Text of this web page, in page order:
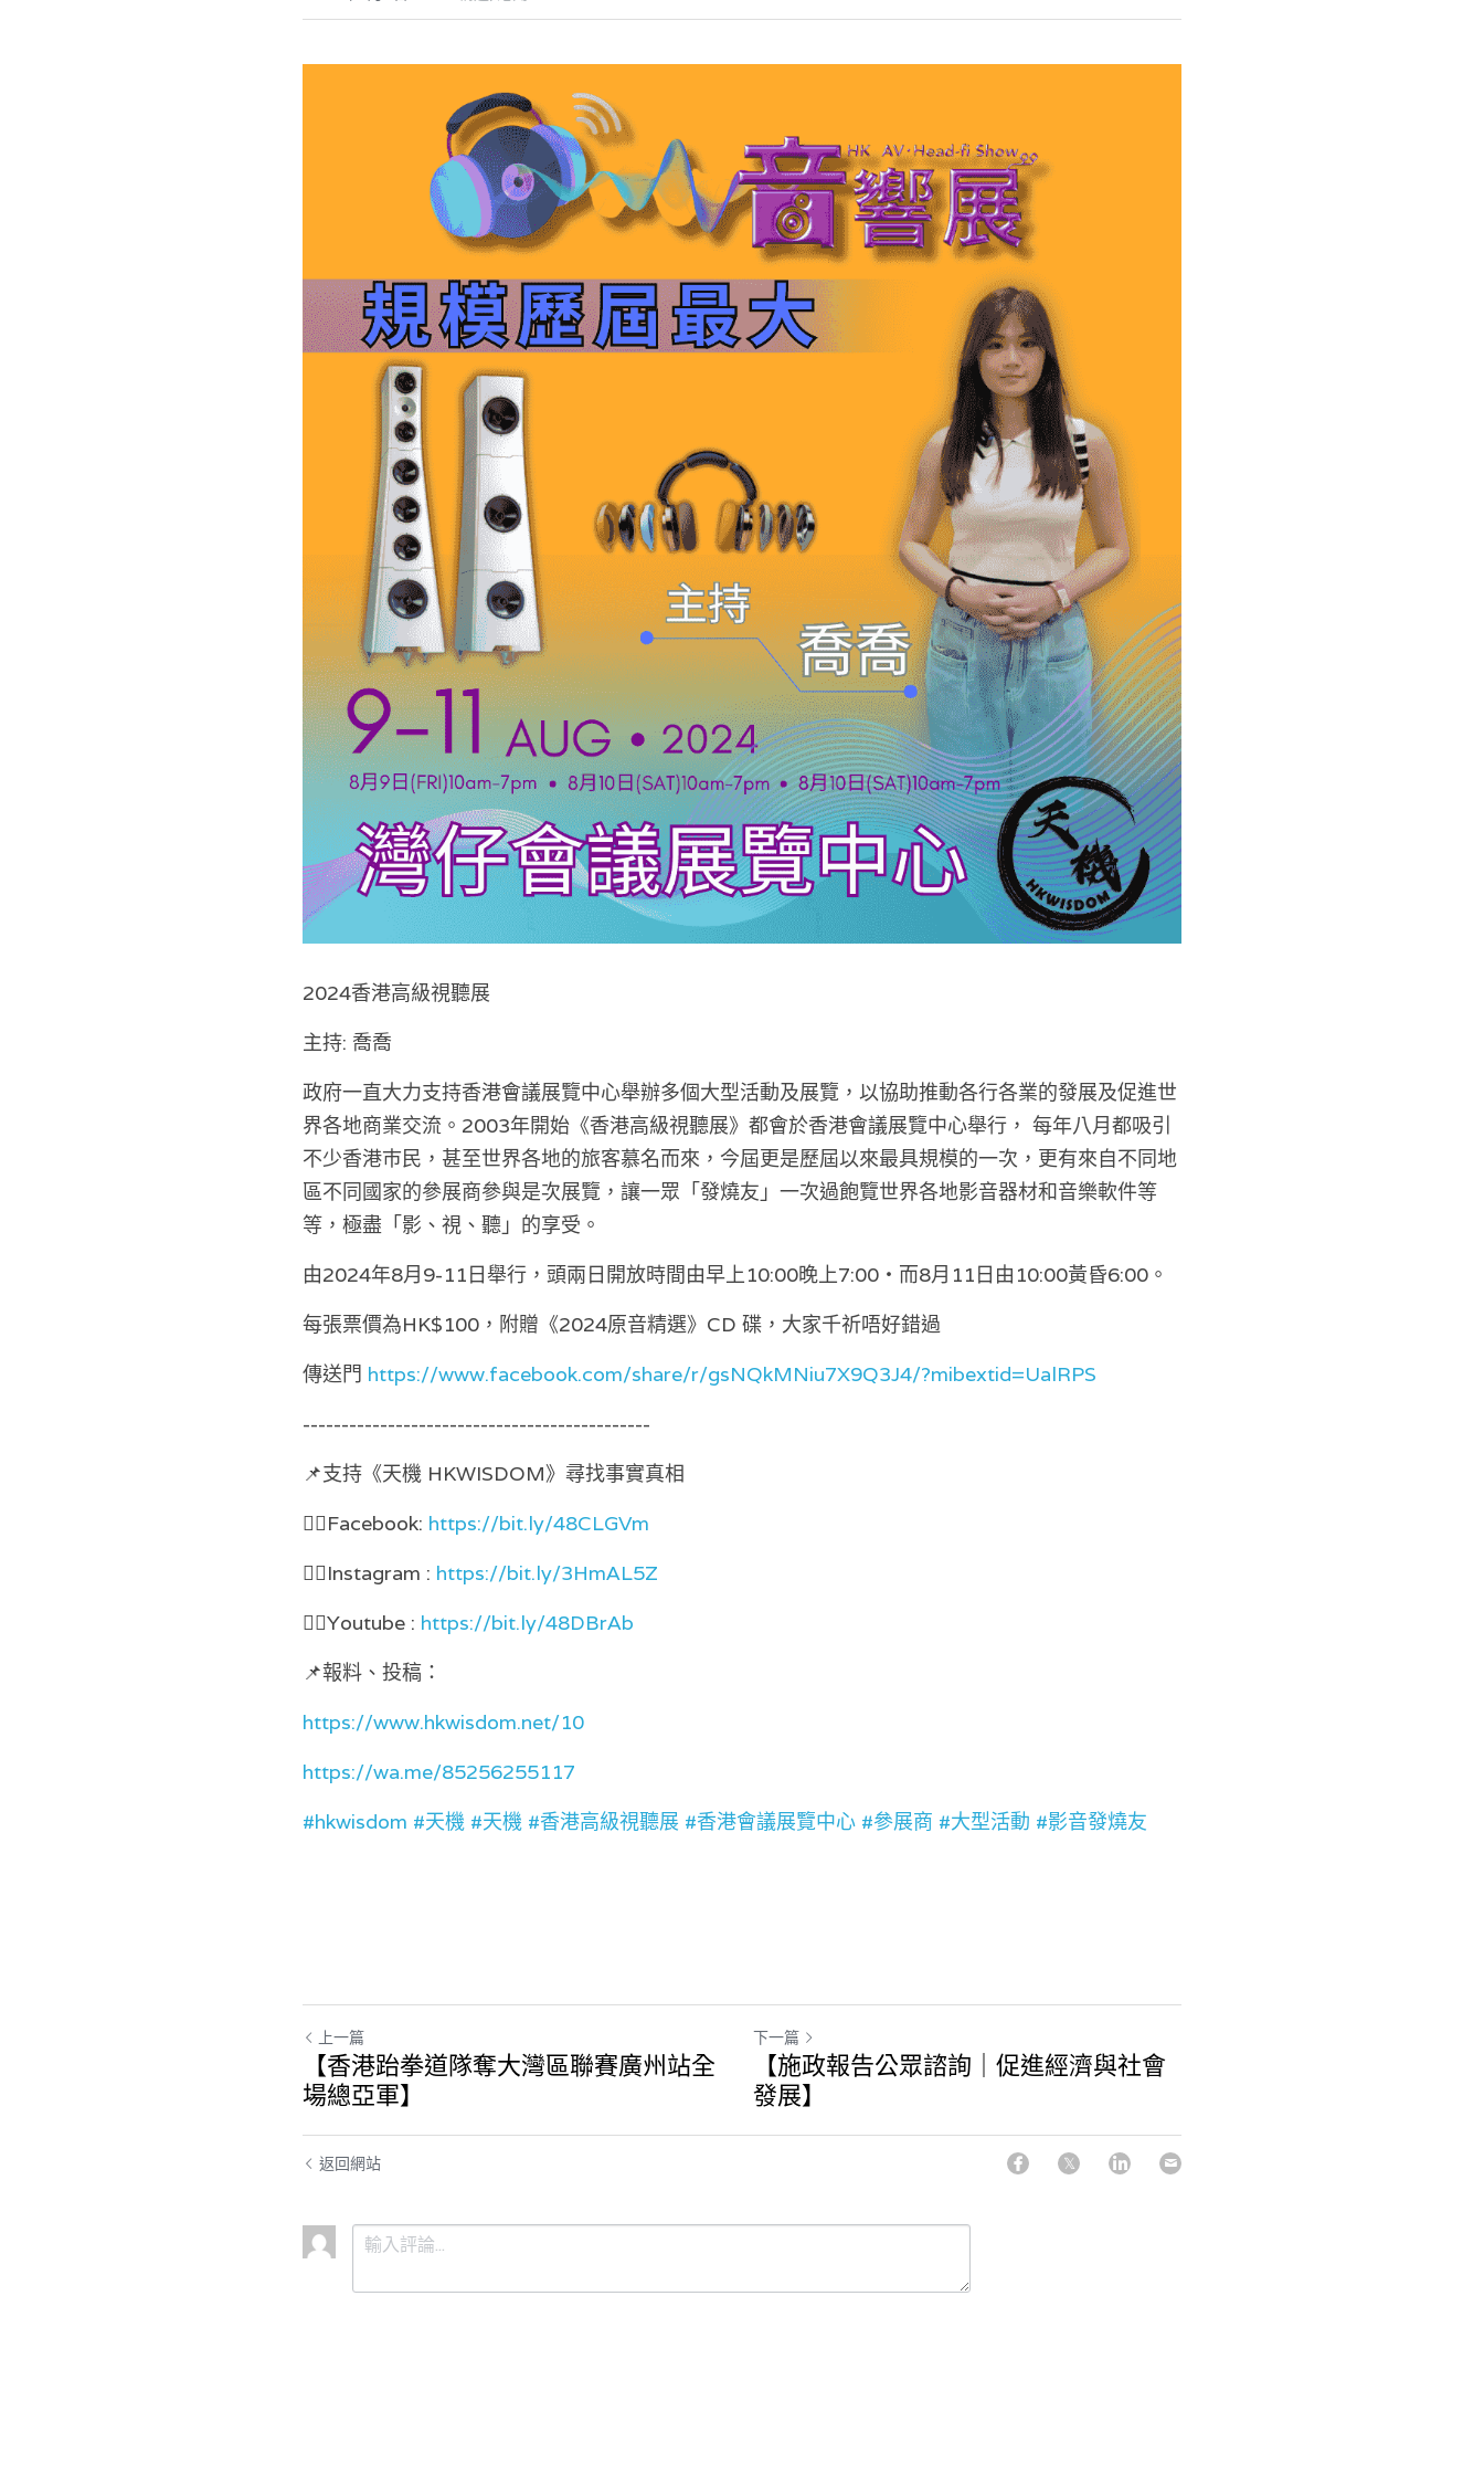
2024香港高級視聽展
主持: 喬喬
政府一直大力支持香港會議展覽中心舉辦多個大型活動及展覽，以協助推動各行各業的發展及促進世
界各地商業交流。2003年開始《香港高級視聽展》都會於香港會議展覽中心舉行， 每年八月都吸引
不少香港巿民，甚至世界各地的旅客慕名而來，今屆更是歷屆以來最具規模的一次，更有來自不同地
區不同國家的參展商參與是次展覽，讓一眾「發燒友」一次過飽覽世界各地影音器材和音樂軟件等
等，極盡「影、視、聽」的享受。
由2024年8月9-11日舉行，頭兩日開放時間由早上10:00晚上7:00・而8月11日由10:00黃昏6:00。
每張票價為HK$100，附贈《2024原音精選》CD 碟，大家千祈唔好錯過
傳送門 https://www.facebook.com/share/r/gsNQkMNiu7X9Q3J4/?mibextid=UalRPS
---------------------------------------------
📌支持《天機 HKWISDOM》尋找事實真相
👉🏻Facebook: https://bit.ly/48CLGVm
👉🏻Instagram : https://bit.ly/3HmAL5Z
👉🏻Youtube : https://bit.ly/48DBrAb
📌報料、投稿：
https://www.hkwisdom.net/10
https://wa.me/85256255117
#hkwisdom #天機 #天機 #香港高級視聽展 #香港會議展覽中心 #參展商 #大型活動 #影音發燒友
上一篇
【香港跆拳道隊奪大灣區聯賽廣州站全
場總亞軍】
下一篇
【施政報告公眾諮詢｜促進經濟與社會
發展】
返回網站